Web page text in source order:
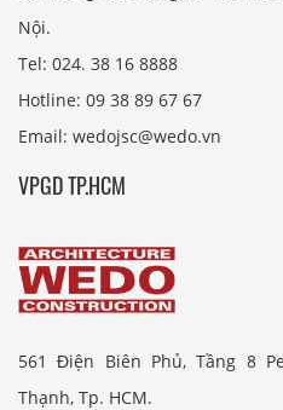
Nội.
Tel: 024. 38 16 8888
Hotline: 09 38 89 67 67
Email: wedojsc@wedo.vn
VPGD TP.HCM
561 Điện Biên Phủ, Tầng 8
Thạnh, Tp. HCM.